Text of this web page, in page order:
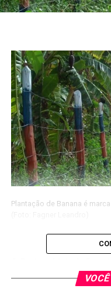
Plantação de Banana é
para um dia de